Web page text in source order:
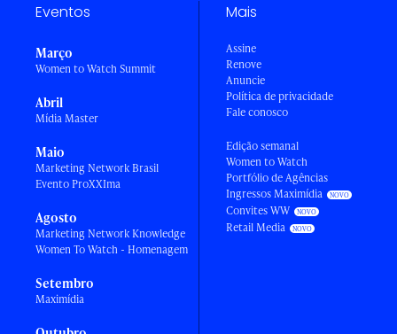
Eventos
Março
Women to Watch Summit
Abril
Mídia Master
Maio
Marketing Network Brasil
Evento ProXXIma
Agosto
Marketing Network Knowledge
Women To Watch - Homenagem
Setembro
Maximídia
Mais
Assine
Renove
Anuncie
Política de privacidade
Fale conosco
Edição semanal
Women to Watch
Portfólio de Agências
Ingressos Maximídia
Convites WW
Retail Media